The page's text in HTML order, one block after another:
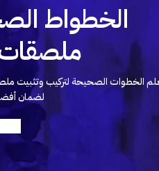
الخطواط
ملصقات
الخطوات الصحيحة لتركيب وتثبيت
لضمان